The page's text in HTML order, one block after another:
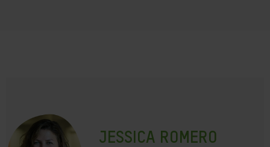
JESSICA ROMERO